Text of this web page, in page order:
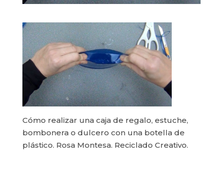
Cómo realizar una caja de regalo, estuche,
bombonera o dulcero con una botella de
plástico. Rosa Montesa. Reciclado Creativo.